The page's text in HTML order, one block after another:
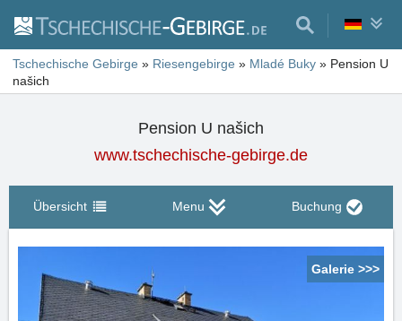
Tschechische Gebirge » Riesengebirge » Mladé Buky » Pension U
našich
Pension U našich
www.tschechische-gebirge.de
Übersicht Menu Buchung
Galerie >>>